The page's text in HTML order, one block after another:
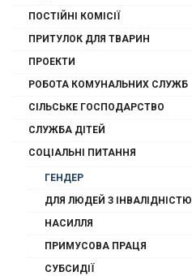
ПОСТІЙНІ КОМІСІЇ
ПРИТУЛОК ДЛЯ ТВАРИН
ПРОЕКТИ
РОБОТА КОМУНАЛЬНИХ СЛУЖБ
СІЛЬСЬКЕ ГОСПОДАРСТВО
СЛУЖБА ДІТЕЙ
СОЦІАЛЬНІ ПИТАННЯ
ГЕНДЕР
ДЛЯ ЛЮДЕЙ З ІНВАЛІДНІСТЮ
НАСИЛЛЯ
ПРИМУСОВА ПРАЦЯ
СУБСИДІЇ